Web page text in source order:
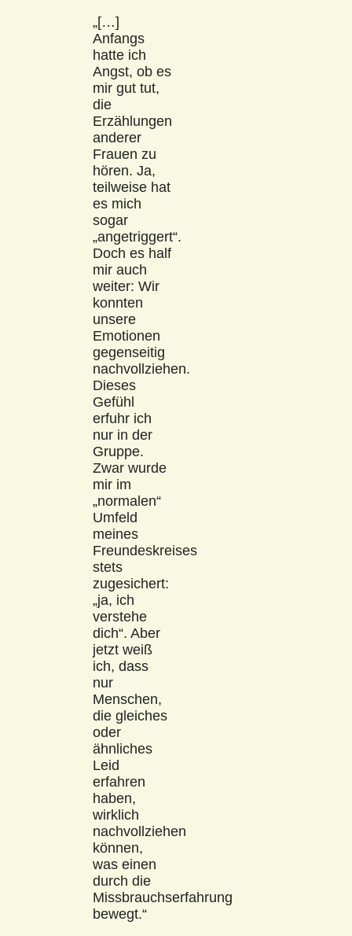
„[…]
Anfangs
hatte ich
Angst, ob es
mir gut tut,
die
Erzählungen
anderer
Frauen zu
hören. Ja,
teilweise hat
es mich
sogar
„angetriggert“.
Doch es half
mir auch
weiter: Wir
konnten
unsere
Emotionen
gegenseitig
nachvollziehen.
Dieses
Gefühl
erfuhr ich
nur in der
Gruppe.
Zwar wurde
mir im
„normalen“
Umfeld
meines
Freundeskreises
stets
zugesichert:
„ja, ich
verstehe
dich“. Aber
jetzt weiß
ich, dass
nur
Menschen,
die gleiches
oder
ähnliches
Leid
erfahren
haben,
wirklich
nachvollziehen
können,
was einen
durch die
Missbrauchserfahrung
bewegt.“